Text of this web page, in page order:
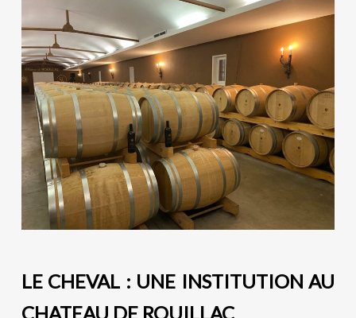
LE CHEVAL : UNE INSTITUTION AU
CHATEAU DE ROUILLAC